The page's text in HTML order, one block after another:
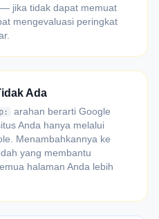
jika tidak dapat memuat
mengevaluasi peringkat
Ada
arahan berarti Google
Anda hanya melalui
Menambahkannya ke
yang membantu
halaman Anda lebih